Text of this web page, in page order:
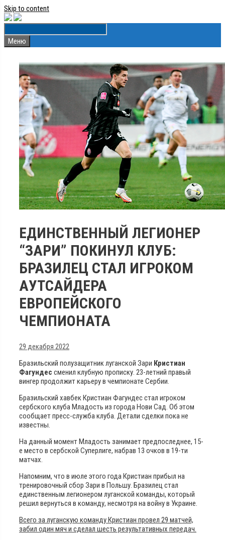
Skip to content
Меню
ЕДИНСТВЕННЫЙ ЛЕГИОНЕР
“ЗАРИ” ПОКИНУЛ КЛУБ:
БРАЗИЛЕЦ СТАЛ ИГРОКОМ
АУТСАЙДЕРА
ЕВРОПЕЙСКОГО
ЧЕМПИОНАТА
29 декабря 2022
Бразильский полузащитник луганской Зари Кристиан
Фагундес сменил клубную прописку. 23-летний правый
вингер продолжит карьеру в чемпионате Сербии.
Бразильский хавбек Кристиан Фагундес стал игроком
сербского клуба Младость из города Нови Сад. Об этом
сообщает пресс-служба клуба. Детали сделки пока не
известны.
На данный момент Младость занимает предпоследнее, 15-
е место в сербской Суперлиге, набрав 13 очков в 19-ти
матчах.
Напомним, что в июле этого года Кристиан прибыл на
тренировочный сбор Зари в Польшу. Бразилец стал
единственным легионером луганской команды, который
решил вернуться в команду, несмотря на войну в Украине.
Всего за луганскую команду Кристиан провел 29 матчей,
забил один мяч и сделал шесть результативных передач.